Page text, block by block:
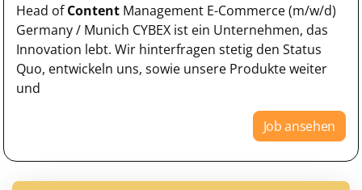
Head ofContent Management E-Commerce (m/w/d)
Germany / Munich CYBEX ist ein Unternehmen, das
Innovation lebt. Wir hinterfragen stetig den Status
Quo, entwickeln uns, sowie unsere Produkte weiter
und
Job ansehen